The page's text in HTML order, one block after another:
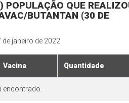
POPULAÇÃO QUE
BUTANTAN (30 DE
de janeiro de 2022
Vacina Quantidade
encontrado.